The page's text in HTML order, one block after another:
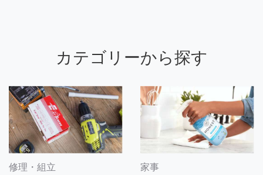
カテゴリーから探す
修理・組立 家事